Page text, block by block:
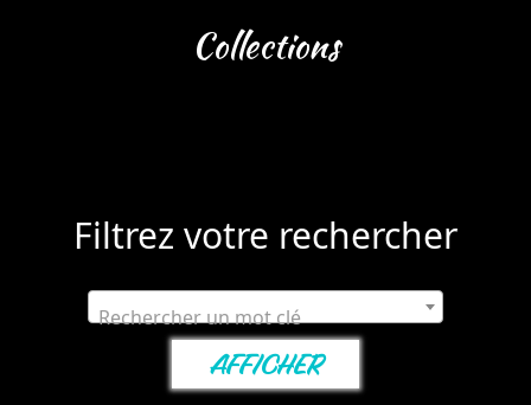
Collections
Filtrez votre rechercher
Rechercher un mot clé